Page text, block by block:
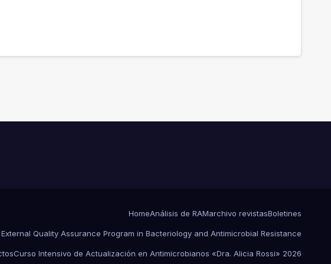
HomeAnálisis de RAMarchivo revistasBoletines
Quality Assurance Program in Bacteriology and Antimicrobial Resistance
Curso Intensivo de Actualización en Antimicrobianos «Dra. Alicia Rossi» 2026